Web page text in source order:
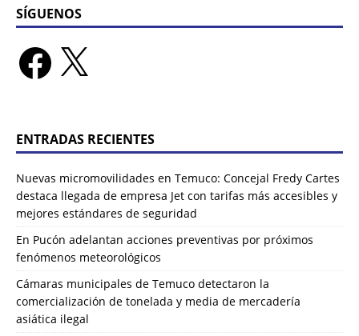
SÍGUENOS
ENTRADAS RECIENTES
Nuevas micromovilidades en Temuco: Concejal Fredy Cartes
destaca llegada de empresa Jet con tarifas más accesibles y
mejores estándares de seguridad
En Pucón adelantan acciones preventivas por próximos
fenómenos meteorológicos
Cámaras municipales de Temuco detectaron la
comercialización de tonelada y media de mercadería
asiática ilegal